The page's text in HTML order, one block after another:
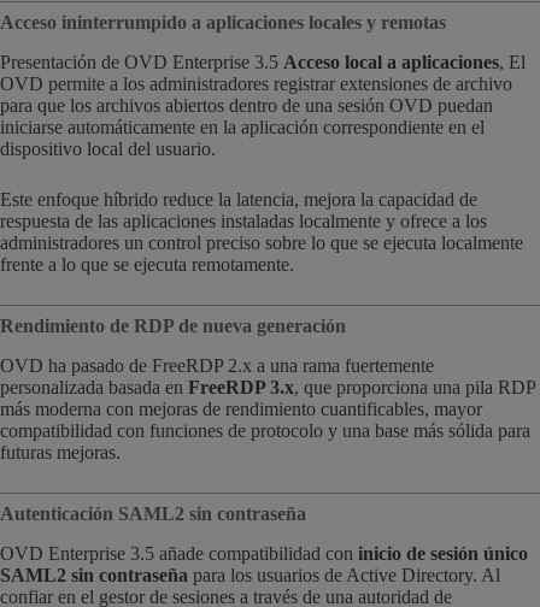
Acceso ininterrumpido a aplicaciones locales y remotas
Presentación de OVD Enterprise 3.5 Acceso local a aplicaciones, El
OVD permite a los administradores registrar extensiones de archivo
para que los archivos abiertos dentro de una sesión OVD puedan
iniciarse automáticamente en la aplicación correspondiente en el
dispositivo local del usuario.
Este enfoque híbrido reduce la latencia, mejora la capacidad de
respuesta de las aplicaciones instaladas localmente y ofrece a los
administradores un control preciso sobre lo que se ejecuta localmente
frente a lo que se ejecuta remotamente.
Rendimiento de RDP de nueva generación
OVD ha pasado de FreeRDP 2.x a una rama fuertemente
personalizada basada en FreeRDP 3.x, que proporciona una pila RDP
más moderna con mejoras de rendimiento cuantificables, mayor
compatibilidad con funciones de protocolo y una base más sólida para
futuras mejoras.
Autenticación SAML2 sin contraseña
OVD Enterprise 3.5 añade compatibilidad con inicio de sesión único
SAML2 sin contraseña para los usuarios de Active Directory. Al
confiar en el gestor de sesiones a través de una autoridad de